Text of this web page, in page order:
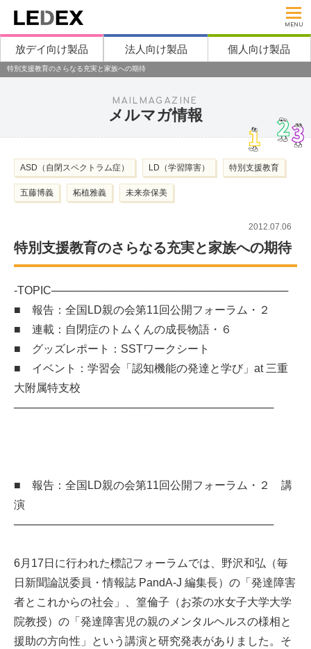
MENU
放デイ向け製品 法人向け製品 個人向け製品
特別支援教育のさらなる充実と家族への期待
MAILMAGAZINE
メルマガ情報
ASD（自閉スペクトラム症） LD（学習障害） 特別支援教育
五藤博義 柘植雅義 未来奈保美
2012.07.06
特別支援教育のさらなる充実と家族への期待
-TOPIC───────────────────────────────
■ 報告：全国LD親の会第11回公開フォーラム・２
■ 連載：自閉症のトムくんの成長物語・６
■ グッズレポート：SSTワークシート
■ イベント：学習会「認知機能の発達と学び」at 三重
大附属特支校
──────────────────────────────────
■ 報告：全国LD親の会第11回公開フォーラム・２ 講
演
──────────────────────────────────
6月17日に行われた標記フォーラムでは、野沢和弘（毎
日新聞論説委員・情報誌 PandA-J 編集長）の「発達障害
者とこれからの社会」、篁倫子（お茶の水女子大学大学
院教授）の「発達障害児の親のメンタルヘルスの様相と
援助の方向性」という講演と研究発表がありました。そ